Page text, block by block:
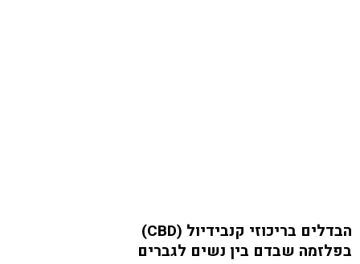
הבדלים בריכוזי קנבידיול (CBD)
בפלזמה שבדם בין נשים לגברים